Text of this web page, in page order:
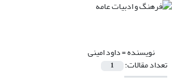
نویسنده =داود امینی
تعداد مقالات: 1